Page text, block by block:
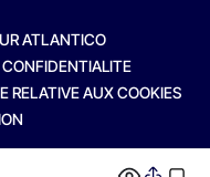
ATLANTICO
RELATIVE AUX COOKIES